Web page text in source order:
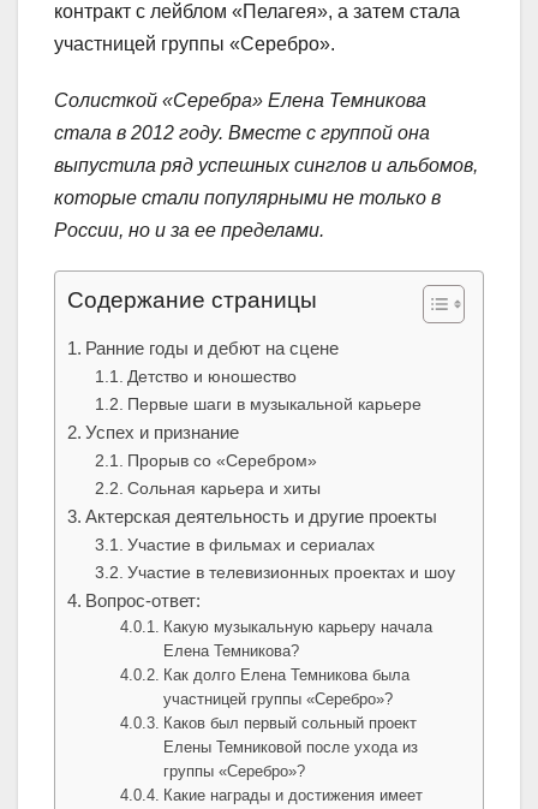
контракт с лейблом «Пелагея», а затем стала
участницей группы «Серебро».
Солисткой «Серебра» Елена Темникова
стала в 2012 году. Вместе с группой она
выпустила ряд успешных синглов и альбомов,
которые стали популярными не только в
России, но и за ее пределами.
Содержание страницы
Ранние годы и дебют на сцене
Детство и юношество
Первые шаги в музыкальной карьере
Успех и признание
Прорыв со «Серебром»
Сольная карьера и хиты
Актерская деятельность и другие проекты
Участие в фильмах и сериалах
Участие в телевизионных проектах и шоу
Вопрос-ответ:
Какую музыкальную карьеру начала
Елена Темникова?
Как долго Елена Темникова была
участницей группы «Серебро»?
Каков был первый сольный проект
Елены Темниковой после ухода из
группы «Серебро»?
Какие награды и достижения имеет